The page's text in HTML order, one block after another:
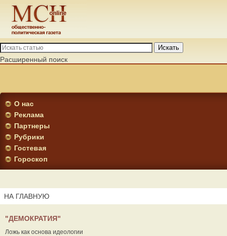
Искать
Расширенный поиск
О нас
Реклама
Партнеры
Рубрики
Гостевая
Гороскоп
НА ГЛАВНУЮ
"ДЕМОКРАТИЯ"
Ложь как основа идеологии